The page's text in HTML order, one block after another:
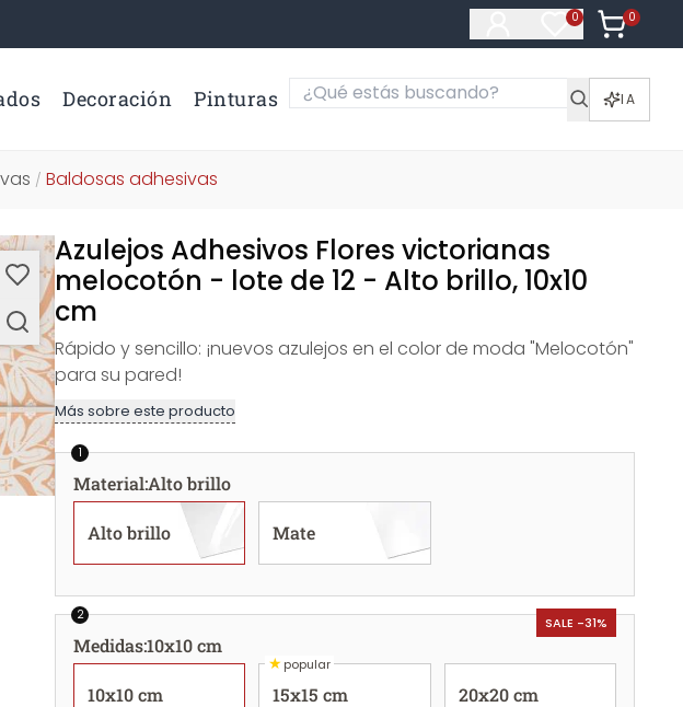
0
Artículos en
0
Artículos
Decoración Pinturas IA
/ Baldosas adhesivas
Azulejos Adhesivos Flores victorianas
melocotón - lote de 12 - Alto brillo, 10x10
cm
Rápido y sencillo: ¡nuevos azulejos en el color de moda "Melocotón"
para su pared!
Más sobre este producto
1
Material:Alto brillo
Alto brillo Mate
SALE -31%
2
Medidas:10x10 cm
10x10 cm
★popular
15x15 cm
20x20 cm